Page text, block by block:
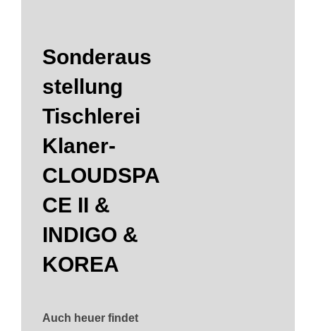
Sonderaus
stellung
Tischlerei
Klaner-
CLOUDSPA
CE II &
INDIGO &
KOREA
Auch heuer findet